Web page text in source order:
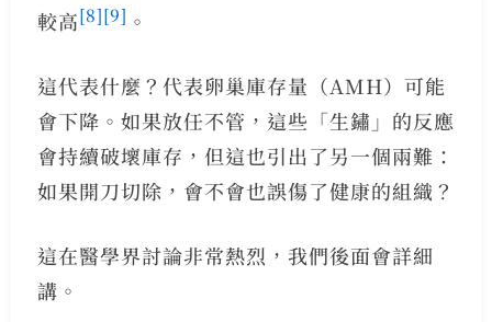
較高[8][9] 。
這代表什麼？代表卵巢庫存量（AMH）可能
會下降。如果放任不管，這些「生鏽」的反應
會持續破壞庫存，但這也引出了另一個兩難：
如果開刀切除，會不會也誤傷了健康的組織？
這在醫學界討論非常熱烈，我們後面會詳細
講。